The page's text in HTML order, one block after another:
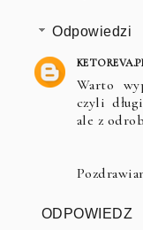
Odpowiedzi
Warto
czyli
ale z
ODPOWIEDZ